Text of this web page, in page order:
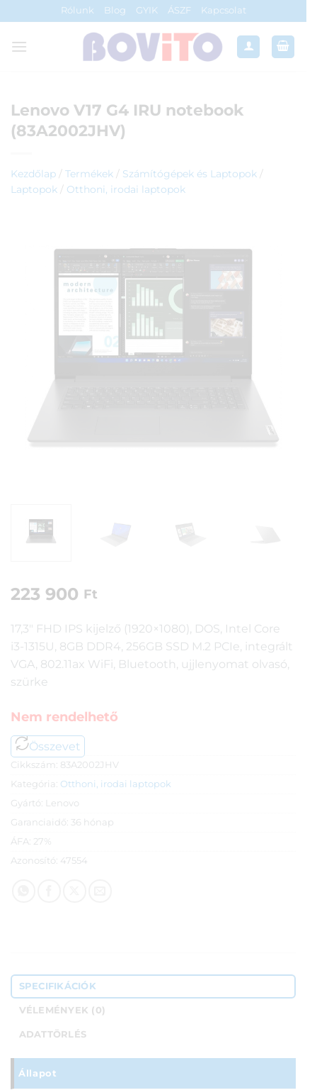
to
content
Rólunk Blog GYIK ÁSZF Kapcsolat
Lenovo V17 G4 IRU notebook
(83A2002JHV)
Kezdőlap / Termékek / Számítógépek és Laptopok /
Laptopok / Otthoni, irodai laptopok
223 900 Ft
17,3″ FHD IPS kijelző (1920×1080), DOS, Intel Core
i3-1315U, 8GB DDR4, 256GB SSD M.2 PCIe, integrált
VGA, 802.11ax WiFi, Bluetooth, ujjlenyomat olvasó,
szürke
Nem rendelhető
Összevet
Cikkszám: 83A2002JHV
Kategória: Otthoni, irodai laptopok
Gyártó: Lenovo
Garanciaidő: 36 hónap
ÁFA: 27%
Azonosító: 47554
SPECIFIKÁCIÓK
VÉLEMÉNYEK (0)
ADATTÖRLÉS
Állapot